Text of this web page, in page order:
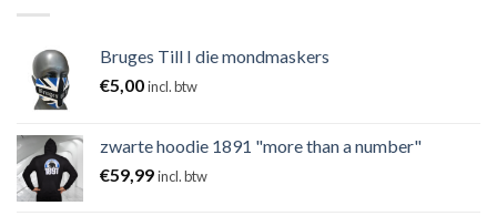
Bruges Till I die mondmaskers
€5,00incl. btw
zwarte hoodie 1891 "more than a number"
€59,99incl. btw